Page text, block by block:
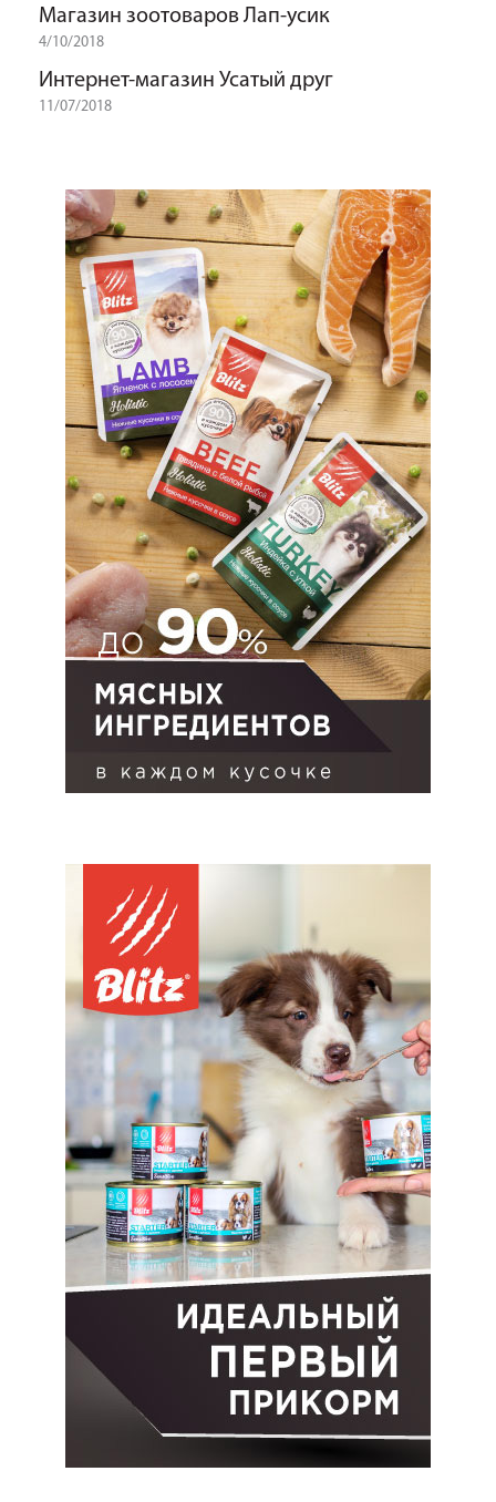
Магазин зоотоваров Лап-усик
4/10/2018
Интернет-магазин Усатый друг
11/07/2018